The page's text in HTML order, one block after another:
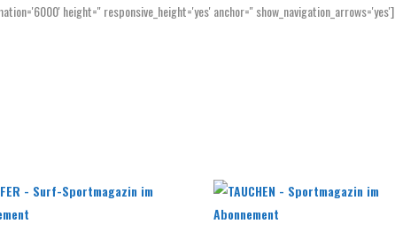
height='' responsive_height='yes' anchor='' show_navigation_arrows='yes']